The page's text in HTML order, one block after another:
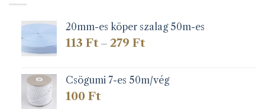
20mm-es köper szalag 50m-es
113 Ft – 279 FtÁrtartomány:
279 Ft
Csögumi 7-es 50m/vég
100 Ft